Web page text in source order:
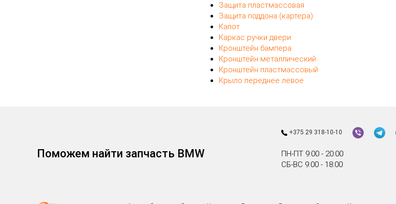
Защита пластмассовая
Защита поддона (картера)
Капот
Каркас ручки двери
Кронштейн бампера
Кронштейн металлический
Кронштейн пластмассовый
Крыло переднее левое
Поможем найти запчасть BMW
+375 29 318-10-10
ПН-ПТ 9:00 - 20:00
СБ-ВС 9:00 - 18:00